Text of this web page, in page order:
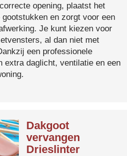
opening, plaatst het
en zorgt voor een
Je kunt kiezen voor
al dan niet met
een professionele
extra daglicht, ventilatie en een
Dakgoot
vervangen
Drieslinter